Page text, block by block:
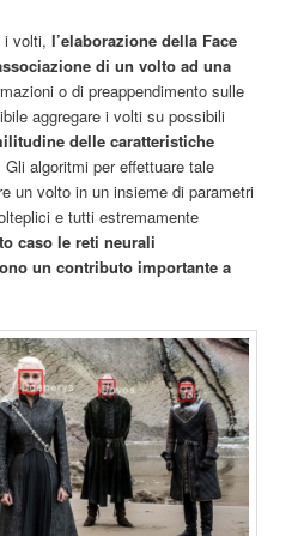
i volti,l’elaborazione della Face
di un volto ad una
o di preappendimento sulle
aggregare i volti su possibili
delle caratteristiche
Gli algoritmi per effettuare tale
un volto in un insieme di parametri
e tutti estremamente
caso le reti neurali
un contributo importante a